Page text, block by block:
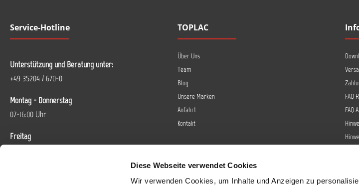
Diese Webseite verwendet Cookies
Wir verwenden Cookies, um Inhalte und Anzeigen zu
Service-Hotline
Unterstützung und Beratung unter:
+49 35204 / 670-0
Montag - Donnerstag
07-16:00 Uhr
Freitag
TOPLAC
Über Uns
Team
Blog
Unsere Marken
Anfahrt
Kontakt
FAQ
FAQ